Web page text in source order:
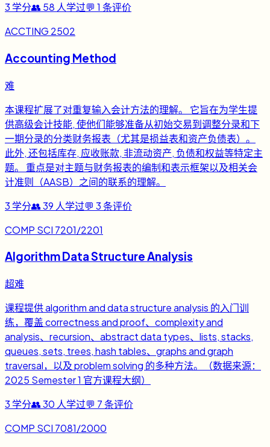
3 学分👥 58 人学过💬 1 条评价
ACCTING 2502
Accounting Method
难
本课程扩展了对重复输入会计方法的理解。 它旨在为学生提
供高级会计技能, 使他们能够准备从初始交易到调整分录和下
一期分录的分类财务报表（尤其是损益表和资产负债表）。
此外, 还包括库存, 应收账款, 非流动资产, 负债和权益等特定主
题。 重点是对主题与财务报表的编制和表示框架以及相关会
计准则（AASB）之间的联系的理解。
3 学分👥39 人学过💬 3条评价
COMP SCI 7201/2201
Algorithm Data Structure Analysis
超难
课程提供 algorithm and data structure analysis 的入门训
练，覆盖 correctness and proof、complexity and
analysis、recursion、abstract data types、lists, stacks,
queues, sets, trees, hash tables、graphs and graph
traversal，以及 problem solving 的多种方法。（数据来源：
2025 Semester 1 官方课程大纲）
3 学分👥30 人学过💬 7条评价
COMP SCI 7081/2000